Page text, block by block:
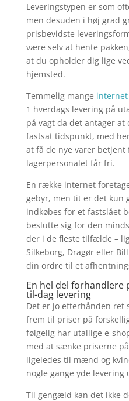
Leveringstypen er som
men desuden i høj grad
prisbevidste
være selv at hente
at du opholder dig lige
hjemsted.
Temmelig mange
1 hverdags levering på
på vagt da det antager
fastsat tidspunkt, med
at få de nye varer
lagerpersonalet får fri.
En række internet
gebyr, men tit er det kun
indkøbes for et fastslået
beslutte sig for den
der i de fleste tilfælde –
Silkeborg, Dragør eller
din ordre til et
En hel del
til-dag levering
Det er jo efterhånden ret
frem til priser på
følgelig har utallige e-
med at sænke priserne
ligeledes til mænd og
nogle gange yde levering
Til gengæld kan det ikke